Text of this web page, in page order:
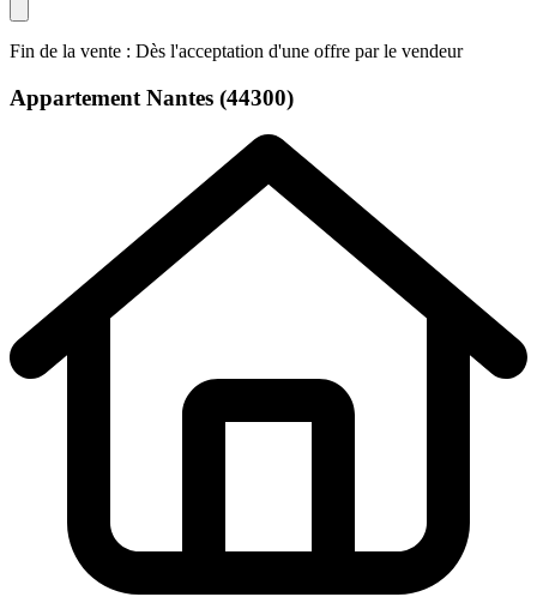
Fin de la vente : Dès l'acceptation d'une offre par le vendeur
Appartement Nantes (44300)